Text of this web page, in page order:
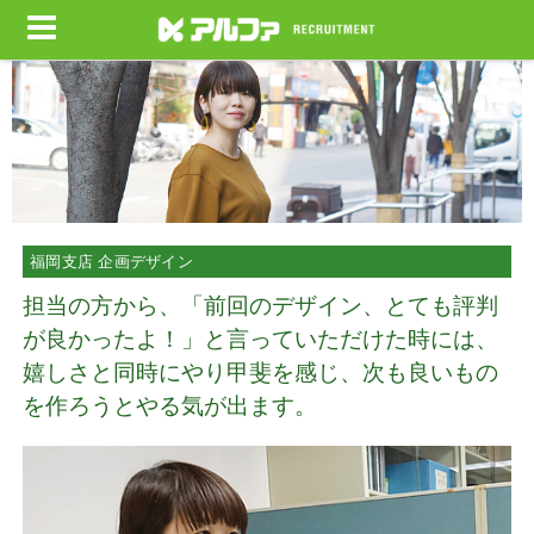
福岡支店 企画デザイン
担当の方から、「前回のデザイン、とても評判
が良かったよ！」と言っていただけた時には、
嬉しさと同時にやり甲斐を感じ、次も良いもの
を作ろうとやる気が出ます。